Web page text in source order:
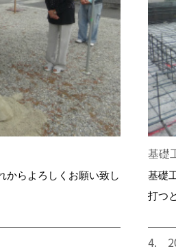
からよろしくお願い致し
基礎
基礎
打つ
4.